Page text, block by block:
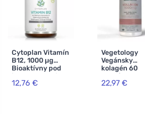
Cytoplan Vitamín
B12, 1000 µg
Bioaktívny pod
jazyk, 60 tabliet
12,76 €
Vegetology
Vegánsky
kolagén 60
kapsúl
22,97 €